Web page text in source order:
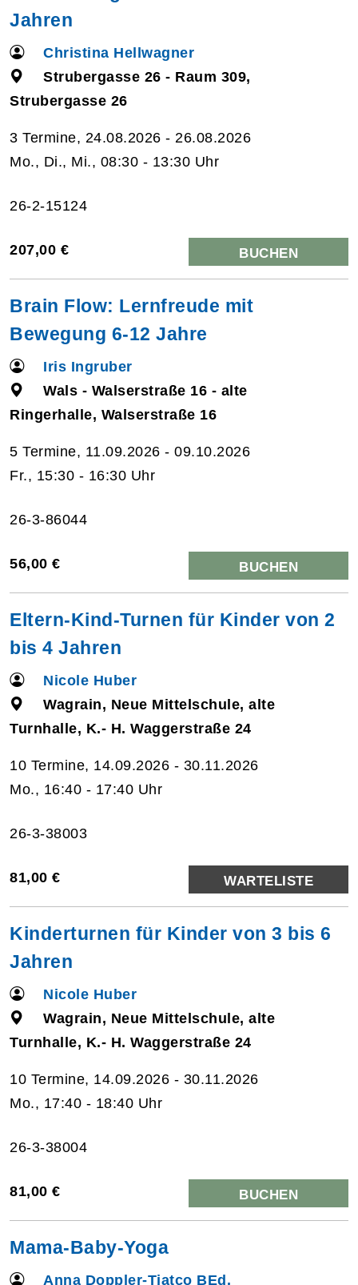
Jahren
Christina Hellwagner
Strubergasse 26 - Raum 309,
Strubergasse 26
3 Termine, 24.08.2026 - 26.08.2026
Mo., Di., Mi., 08:30 - 13:30 Uhr
26-2-15124
207,00 € BUCHEN
Brain Flow: Lernfreude mit
Bewegung 6-12 Jahre
Iris Ingruber
Wals - Walserstraße 16 - alte
Ringerhalle, Walserstraße 16
5 Termine, 11.09.2026 - 09.10.2026
Fr., 15:30 - 16:30 Uhr
26-3-86044
56,00 € BUCHEN
Eltern-Kind-Turnen für Kinder von 2
bis 4 Jahren
Nicole Huber
Wagrain, Neue Mittelschule, alte
Turnhalle, K.- H. Waggerstraße 24
10 Termine, 14.09.2026 - 30.11.2026
Mo., 16:40 - 17:40 Uhr
26-3-38003
81,00 € WARTELISTE
Kinderturnen für Kinder von 3 bis 6
Jahren
Nicole Huber
Wagrain, Neue Mittelschule, alte
Turnhalle, K.- H. Waggerstraße 24
10 Termine, 14.09.2026 - 30.11.2026
Mo., 17:40 - 18:40 Uhr
26-3-38004
81,00 € BUCHEN
Mama-Baby-Yoga
Anna Doppler-Tiatco BEd.